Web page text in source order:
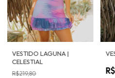
VESTIDO LAGUNA |
CELESTIAL
R$219,80